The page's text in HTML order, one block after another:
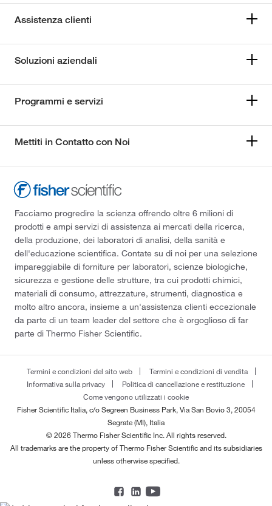
Assistenza clienti
Soluzioni aziendali
Programmi e servizi
Mettiti in Contatto con Noi
Facciamo progredire la scienza offrendo oltre 6 milioni di
prodotti e ampi servizi di assistenza ai mercati della ricerca,
della produzione, dei laboratori di analisi, della sanità e
dell'educazione scientifica. Contate su di noi per una selezione
impareggiabile di forniture per laboratori, scienze biologiche,
sicurezza e gestione delle strutture, tra cui prodotti chimici,
materiali di consumo, attrezzature, strumenti, diagnostica e
molto altro ancora, insieme a un'assistenza clienti eccezionale
da parte di un team leader del settore che è orgoglioso di far
parte di Thermo Fisher Scientific.
Termini e condizioni del sito web
Termini e condizioni di vendita
Informativa sulla privacy
Politica di cancellazione e restituzione
Come vengono utilizzati i cookie
Fisher Scientific Italia, c/o Segreen Business Park, Via San Bovio 3, 20054
Segrate (MI), Italia
© 2026 Thermo Fisher Scientific Inc. All rights reserved.
All trademarks are the property of Thermo Fisher Scientific and its subsidiaries
unless otherwise specified.